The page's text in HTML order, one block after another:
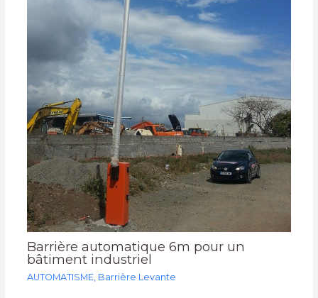
Barrière automatique 6m pour un
bâtiment industriel
AUTOMATISME, Barrière Levante